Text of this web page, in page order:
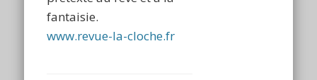
fantaisie.
www.revue-la-cloche.fr